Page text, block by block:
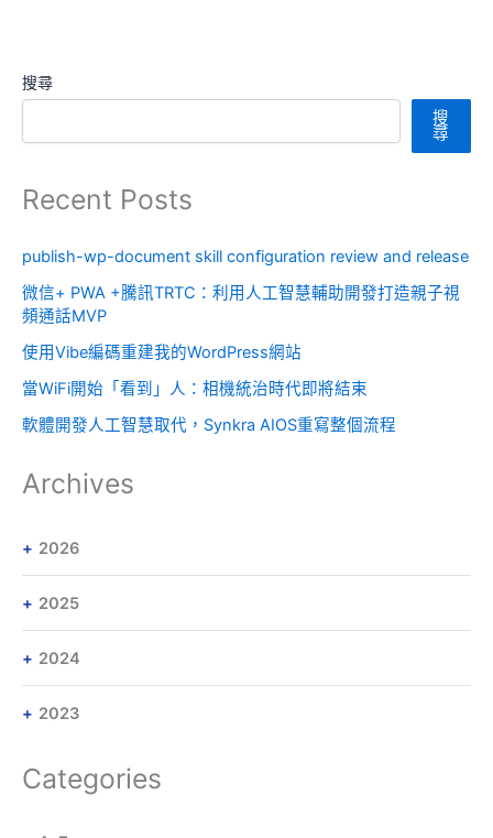
搜尋
搜
尋
Recent Posts
publish-wp-document skill configuration review and release
微信+ PWA +騰訊TRTC：利用人工智慧輔助開發打造親子視
頻通話MVP
使用Vibe編碼重建我的WordPress網站
當WiFi開始「看到」人：相機統治時代即將結束
軟體開發人工智慧取代，Synkra AIOS重寫整個流程
Archives
2026
2025
2024
2023
Categories